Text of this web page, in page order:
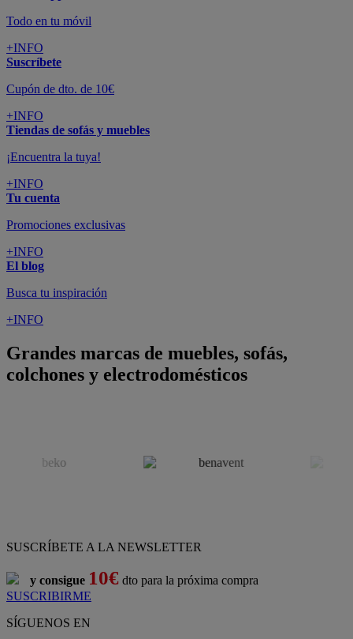
Todo en tu móvil
+INFO
Suscríbete
Cupón de dto. de 10€
+INFO
Tiendas de sofás y muebles
¡Encuentra la tuya!
+INFO
Tu cuenta
Promociones exclusivas
+INFO
El blog
Busca tu inspiración
+INFO
Grandes marcas de muebles, sofás,
colchones y electrodomésticos
SUSCRÍBETE A LA NEWSLETTER
y consigue 10€ dto para la próxima compra
SUSCRIBIRME
SÍGUENOS EN